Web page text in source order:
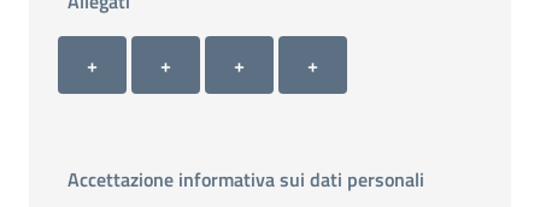
Allegato 1
+
Allegato 2
+
Allegato 3
+
Allegato 4
+
Accettazione informativa sui dati personali